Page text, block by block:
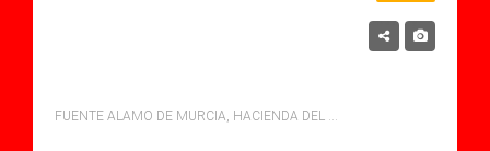
FUENTE ALAMO DE MURCIA, HACIENDA DEL ALAMO